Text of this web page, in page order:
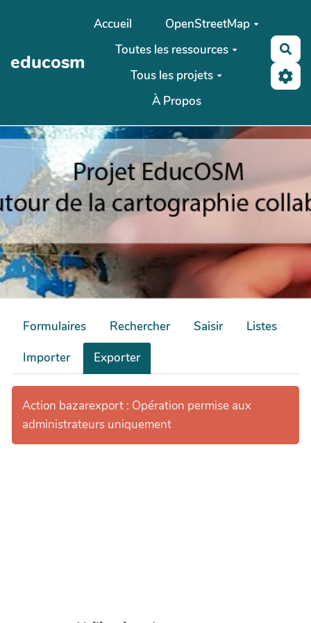
Aller au contenu principal
educosm
Accueil
OpenStreetMap
Toutes les ressources
Tous les projets
À Propos
Formulaires Rechercher Saisir
Listes
Importer
Exporter
Action bazarexport : Opération permise aux
administrateurs uniquement